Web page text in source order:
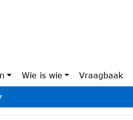
Wie is wie Vraagbaak